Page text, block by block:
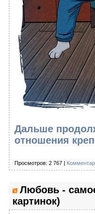
Дальше
отношения
Просмотров: 2 767 |
Любовь -
картинок)